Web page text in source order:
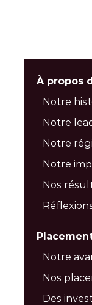
À propos
Notre
Notre
Notre
Notre
Nos
Notre
Nos
Des